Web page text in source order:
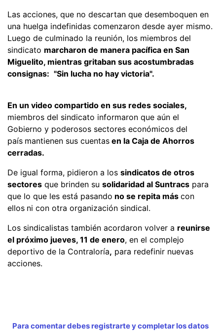
Las acciones, que no descartan que desemboquen en
una huelga indefinidas comenzaron desde ayer mismo.
Luego de culminado la reunión, los miembros del
sindicato marcharon de manera pacífica en San
Miguelito, mientras gritaban sus acostumbradas
consignas: "Sin lucha no hay victoria".
En un video compartido en sus redes sociales,
miembros del sindicato informaron que aún el
Gobierno y poderosos sectores económicos del
país mantienen sus cuentas en la Caja de Ahorros
cerradas.
De igual forma, pidieron a los sindicatos de otros
sectores que brinden su solidaridad al Suntracs para
que lo que les está pasando no se repita más con
ellos ni con otra organización sindical.
Los sindicalistas también acordaron volver a reunirse
el próximo jueves, 11 de enero, en el complejo
deportivo de la Contraloría, para redefinir nuevas
acciones.
Para comentar debes registrarte y completar los datos